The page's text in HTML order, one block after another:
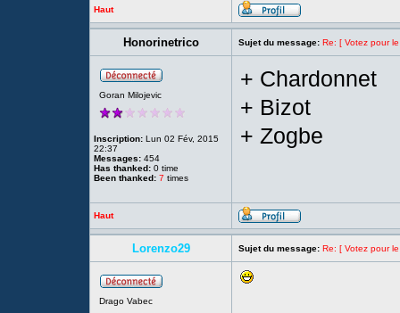
Haut
Honorinetrico Sujet du message: Re: [ Votez pour
Goran Milojevic
Inscription: Lun 02 Fév, 2015
22:37
Messages: 454
Has thanked: 0 time
Been thanked: 7 times
+ Chardonnet
+ Bizot
+ Zogbe
Haut
Lorenzo29 Sujet du message: Re: [ Votez pour
Drago Vabec